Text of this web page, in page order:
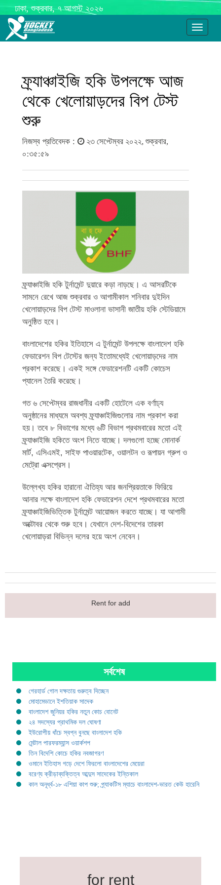
ঢাকা, শুক্রবার, ৭ আগস্ট ২০২৬
Toggle
ফ্র্যাঞ্চাইজি হকি উপলক্ষে আজ
থেকে খেলোয়াড়দের বিপ টেস্ট
শুরু
নিজস্ব প্রতিবেদক :
২৩ সেপ্টেম্বর ২০২২, শুক্রবার,
০:৩৫:৫৯
ফ্র্যাঞ্চাইজি হকি টুর্নামেন্ট দুয়ারে কড়া নাড়ছে। এ আসরটিকে
সামনে রেখে আজ শুক্রবার ও আগামীকাল শনিবার দুইদিন
খেলোয়াড়দের বিপ টেস্ট মাওলানা ভাসানী জাতীয় হকি স্টেডিয়ামে
অনুষ্ঠিত হবে।
বাংলাদেশের হকির ইতিহাসে এ টুর্নামেন্ট উপলক্ষে বাংলাদেশ হকি
ফেডারেশন বিপ টেস্টের জন্য ইতোমধ্যেই খেলোয়াড়দের নাম
প্রকাশ করেছে। একই সঙ্গে ফেডারেশনটি একটি কোচেস
প্যানেল তৈরি করেছে।
গত ৬ সেপ্টেম্বর রাজধানীর একটি হোটেলে এক বর্ণাঢ্য
অনুষ্ঠানের মাধ্যমে অবশ্য ফ্র্যাঞ্চাইজিগুলোর নাম প্রকাশ করা
হয়। তবে ৮ বিভাগের মধ্যে ৬টি বিভাগ প্রথমবারের মতো এই
ফ্র্যাঞ্চাইজি হকিতে অংশ নিতে যাচ্ছে। দলগুলো হচ্ছে মোনার্ক
মার্ট, এসিএমই, সাইফ পাওয়ারটেক, ওয়ালটন ও রূপায়ন গ্রুপ ও
মেট্রো এক্সপ্রেস।
উল্লেখ্য হকির হারানো ঐতিহ্য আর জনপ্রিয়তাকে ফিরিয়ে
আনার লক্ষে বাংলাদেশ হকি ফেডারেশন দেশে প্রথমবারের মতো
ফ্র্যাঞ্চাইজিভিত্তিক টুর্নামেন্ট আয়োজন করতে যাচ্ছে। যা আগামী
অক্টোবর থেকে শুরু হবে। যেখানে দেশ-বিদেশের তারকা
খেলোয়াড়রা বিভিন্ন দলের হয়ে অংশ নেবেন।
Rent for add
সর্বশেষ
গেরহার্ড গোল দক্ষতায় গুরুত্ব দিচ্ছেন
মোহামেডানে ইশতিয়াক সাদেক
বাংলাদেশ জুনিয়র হকির নতুন কোচ বোনেট
২৪ সদস্যের প্রাথমিক দল ঘোষণা
ইউরোপীয় ধাঁচে স্বপ্ন বুনছে বাংলাদেশ হকি
মেন্টাল পারফরম্যান্স ওয়ার্কশপ
তিন বিদেশি কোচে হকির নবজাগরণ
ওমানে ইতিহাস গড়ে দেশে ফিরলো বাংলাদেশের মেয়েরা
বরেণ্য ক্রীড়াব্যক্তিত্ব আব্দুস সাদেকের ইন্তিকাল
কাল অনূর্ধ্ব-১৮ এশিয়া কাপ শুরু; প্র্যাকটিস ম্যাচে বাংলাদেশ-ভারত কেউ হারেনি
for rent